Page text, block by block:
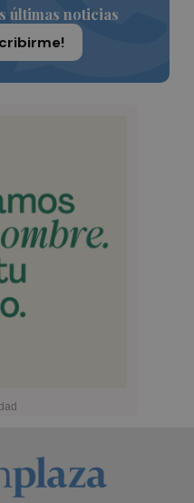
últimas noticias